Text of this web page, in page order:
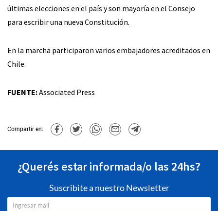
últimas elecciones en el país y son mayoría en el Consejo
para escribir una nueva Constitución.
En la marcha participaron varios embajadores acreditados en
Chile.
FUENTE:Associated Press
Compartir en:
¿Querés estar informada/o las 24hs?
Suscribite a nuestro Newsletter